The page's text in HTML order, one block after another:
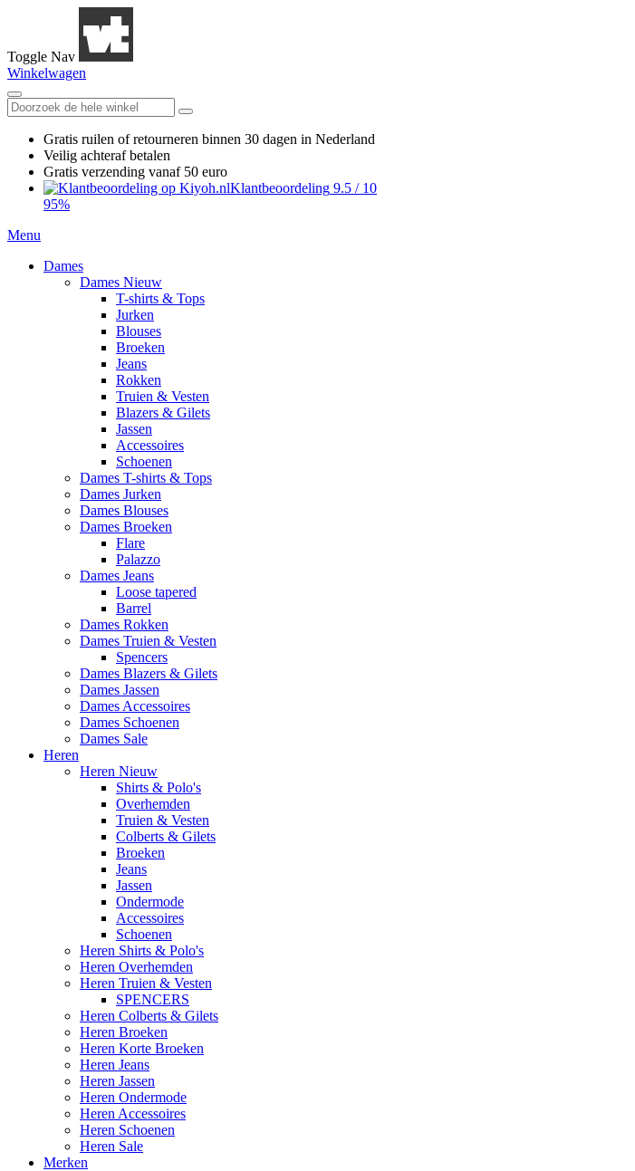
Toggle Nav
Winkelwagen
Gratis ruilen of retourneren binnen 30 dagen in Nederland
Veilig achteraf betalen
Gratis verzending vanaf 50 euro
Klantbeoordeling 9.5 / 10
95%
Menu
Dames
Dames Nieuw
T-shirts & Tops
Jurken
Blouses
Broeken
Jeans
Rokken
Truien & Vesten
Blazers & Gilets
Jassen
Accessoires
Schoenen
Dames T-shirts & Tops
Dames Jurken
Dames Blouses
Dames Broeken
Flare
Palazzo
Dames Jeans
Loose tapered
Barrel
Dames Rokken
Dames Truien & Vesten
Spencers
Dames Blazers & Gilets
Dames Jassen
Dames Accessoires
Dames Schoenen
Dames Sale
Heren
Heren Nieuw
Shirts & Polo's
Overhemden
Truien & Vesten
Colberts & Gilets
Broeken
Jeans
Jassen
Ondermode
Accessoires
Schoenen
Heren Shirts & Polo's
Heren Overhemden
Heren Truien & Vesten
SPENCERS
Heren Colberts & Gilets
Heren Broeken
Heren Korte Broeken
Heren Jeans
Heren Jassen
Heren Ondermode
Heren Accessoires
Heren Schoenen
Heren Sale
Merken